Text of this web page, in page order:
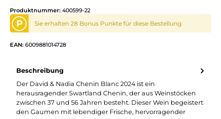
Produktnummer: 400599-22
P Sie erhalten 28 Bonus Punkte für diese Bestellung
EAN: 6009881014728
Beschreibung
Der David & Nadia Chenin Blanc 2024 ist ein
herausragender Swartland Chenin, der aus Weinstöcken
zwischen 37 und 56 Jahren besteht. Dieser Wein begeistert
den Gaumen mit lebendiger Frische, hervorragender